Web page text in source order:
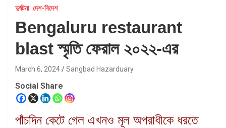
দুর্ঘটনা দেশ-বিদেশ
Bengaluru restaurant
blast স্মৃতি ফেরাল ২০২২-এর
March 6, 2024 Sangbad Hazarduary
Social Share
পাঁচদিন কেটে গেল এখনও মূল অপরাধীকে ধরতে